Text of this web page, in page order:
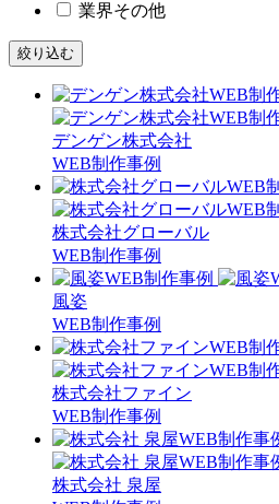
業界その他
デンゲン株式会社
WEB制作事例
株式会社グローバル
WEB制作事例
風姿
WEB制作事例
株式会社ファイン
WEB制作事例
株式会社 泉屋